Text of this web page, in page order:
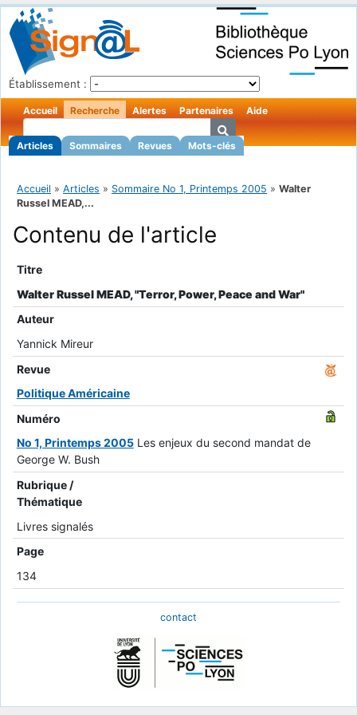
Établissement :
Accueil Recherche
Articles Sommaires Revues Mots-clés
Alertes Partenaires Aide
Accueil » Articles » Sommaire No 1, Printemps 2005 » Walter
Russel MEAD,...
Contenu de l'article
Titre
Walter Russel MEAD, "Terror, Power, Peace and War"
Auteur
Yannick Mireur
Revue
Politique Américaine
Numéro
No 1, Printemps 2005 Les enjeux du second mandat de
George W. Bush
Rubrique /
Thématique
Livres signalés
Page
134
contact